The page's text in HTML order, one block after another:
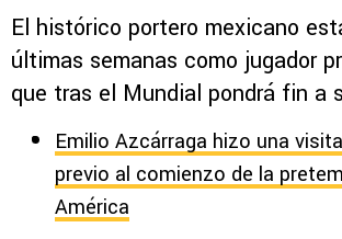
El histórico portero mexicano
últimas semanas como jugador
que tras el Mundial pondrá fin a
Emilio Azcárraga hizo una
previo al comienzo de la
América